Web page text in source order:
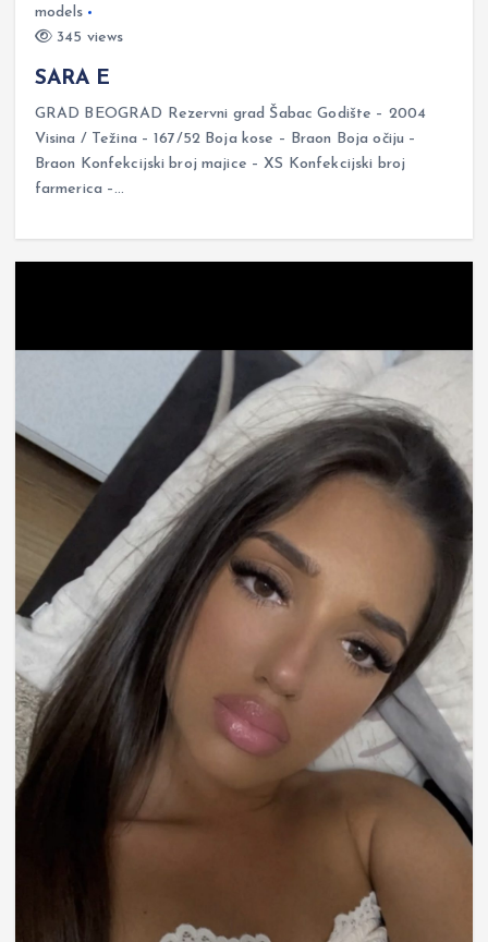
models
345 views
SARA E
GRAD BEOGRAD Rezervni grad Šabac Godište – 2004
Visina / Težina – 167/52 Boja kose – Braon Boja očiju –
Braon Konfekcijski broj majice – XS Konfekcijski broj
farmerica –…